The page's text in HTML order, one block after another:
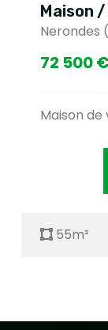
Maison /
Nerondes
72 500
Maison de
55m²